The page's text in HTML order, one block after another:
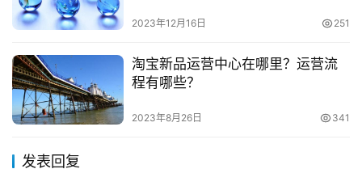
2023年12月16日 251
淘宝新品运营中心在哪里？运营流
程有哪些？
2023年8月26日 341
发表回复